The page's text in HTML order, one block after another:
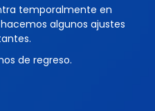
temporalmente en
algunos ajustes
de regreso.